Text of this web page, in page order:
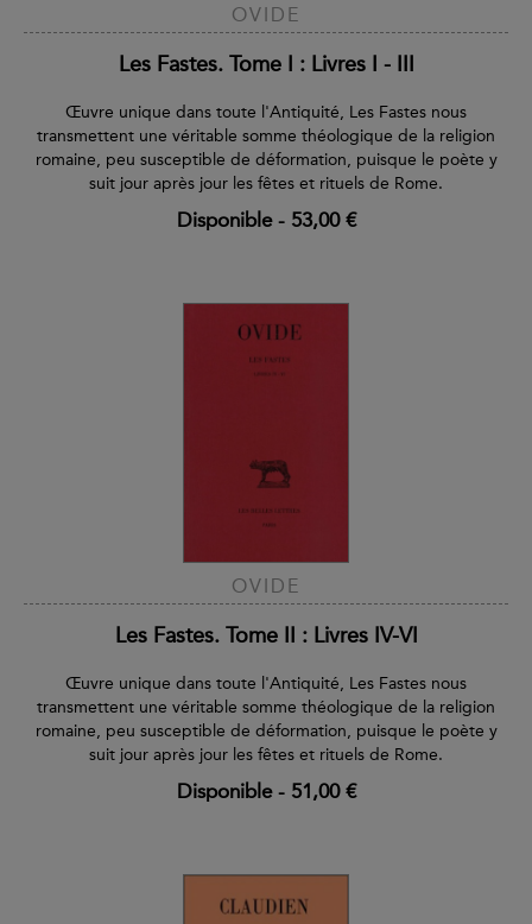
OVIDE
Les Fastes. Tome I : Livres I - III
Œuvre unique dans toute l'Antiquité, Les Fastes nous
transmettent une véritable somme théologique de la religion
romaine, peu susceptible de déformation, puisque le poète y
suit jour après jour les fêtes et rituels de Rome.
Disponible- 53,00 €
OVIDE
Les Fastes. Tome II : Livres IV-VI
Œuvre unique dans toute l'Antiquité, Les Fastes nous
transmettent une véritable somme théologique de la religion
romaine, peu susceptible de déformation, puisque le poète y
suit jour après jour les fêtes et rituels de Rome.
Disponible- 51,00 €